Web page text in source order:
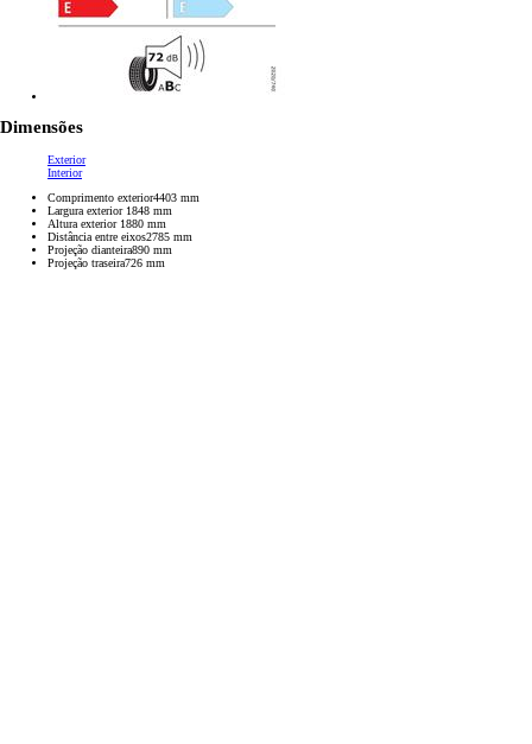
Dimensões
Exterior
Interior
Comprimento exterior4403 mm
Largura exterior 1848 mm
Altura exterior 1880 mm
Distância entre eixos2785 mm
Projeção dianteira890 mm
Projeção traseira726 mm